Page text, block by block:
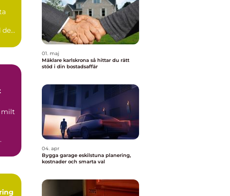
milt
01. maj
Mäklare karlskrona så hittar du rätt
stöd i din bostadsaffär
04. apr
Bygga garage eskilstuna planering,
kostnader och smarta val